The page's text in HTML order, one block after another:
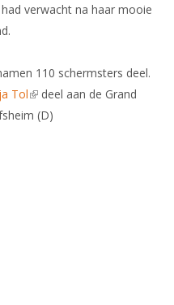
verwacht na haar mooie
110 schermsters deel.
Tol(link is external)
deel aan de Grand
(D)